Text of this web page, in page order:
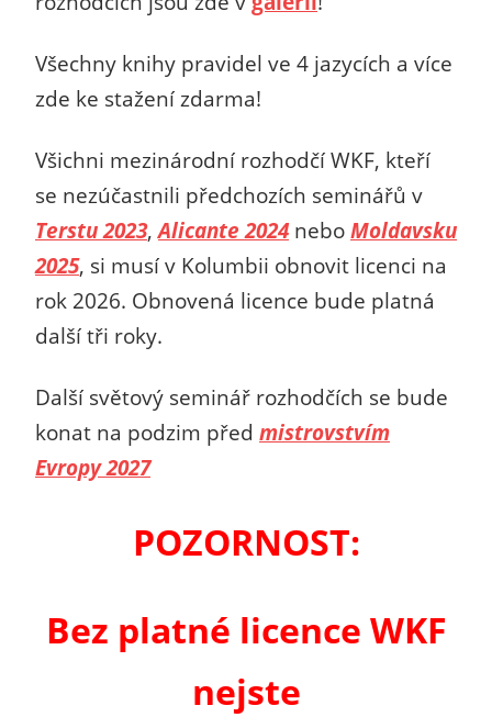
Všechny knihy pravidel ve 4 jazycích a více
zde ke stažení zdarma!
Všichni mezinárodní rozhodčí WKF, kteří
se nezúčastnili předchozích seminářů v
Terstu 2023,Alicante 2024nebo Moldavsku
2025, si musí v Kolumbii obnovit licenci na
rok 2026. Obnovená licence bude platná
další tři roky.
Další světový seminář rozhodčích se bude
konat na podzim před mistrovstvím
Evropy 2027
POZORNOST:
Bez platné licence WKF
nejste